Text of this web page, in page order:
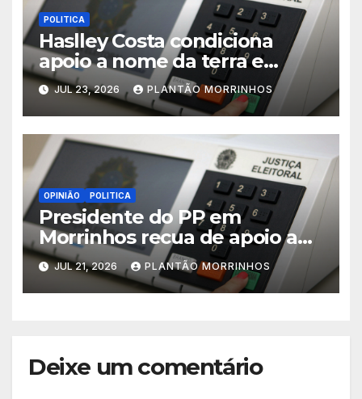
POLITICA
Haslley Costa condiciona
apoio a nome da terra e
defende candidatura única
em Morrinhos
JUL 23, 2026 PLANTÃO MORRINHOS
OPINIÃO POLITICA
Presidente do PP em
Morrinhos recua de apoio a
Magal e declara aliança com
Terezinha Amaral
JUL 21, 2026 PLANTÃO MORRINHOS
Deixe um comentário